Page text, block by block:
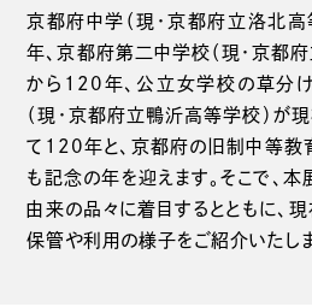
京都府中学（現・京都府立洛北
年、京都府第二中学校（現・京都
から120年、公立女学校の草分
（現・京都府立鴨沂高等学校）が
て120年と、京都府の旧制中等
も記念の年を迎えます。そこで、
由来の品々に着目するとともに、
保管や利用の様子をご紹介いたしま